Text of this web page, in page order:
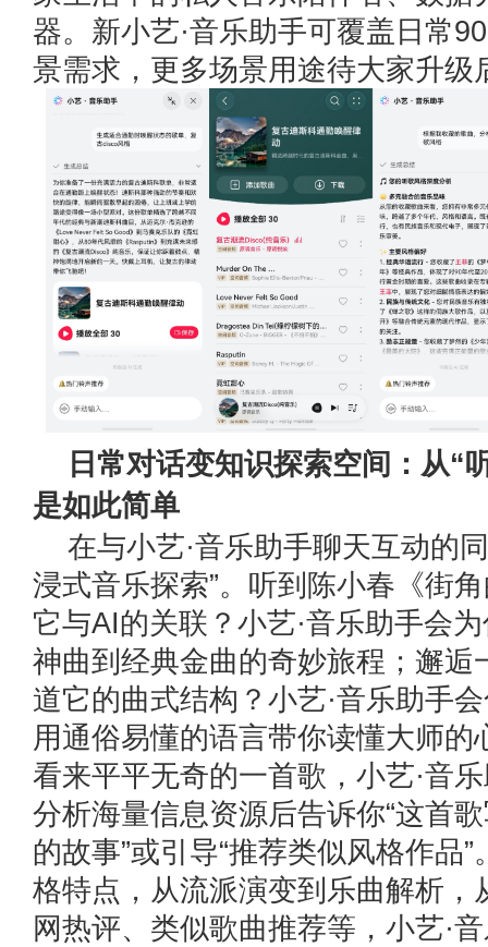
器。新小艺·音乐助手可覆盖日常
景需求，更多场景用途待大家升级
日常对话变知识探索空间：从“
是如此简单
在与小艺·音乐助手聊天互动的
浸式音乐探索”。听到陈小春《街
它与AI的关联？小艺·音乐助手会
神曲到经典金曲的奇妙旅程；邂逅
道它的曲式结构？小艺·音乐助手
用通俗易懂的语言带你读懂大师的
看来平平无奇的一首歌，小艺·音
分析海量信息资源后告诉你“这首
的故事”或引导“推荐类似风格作品
格特点，从流派演变到乐曲解析，
网热评、类似歌曲推荐等，小艺·